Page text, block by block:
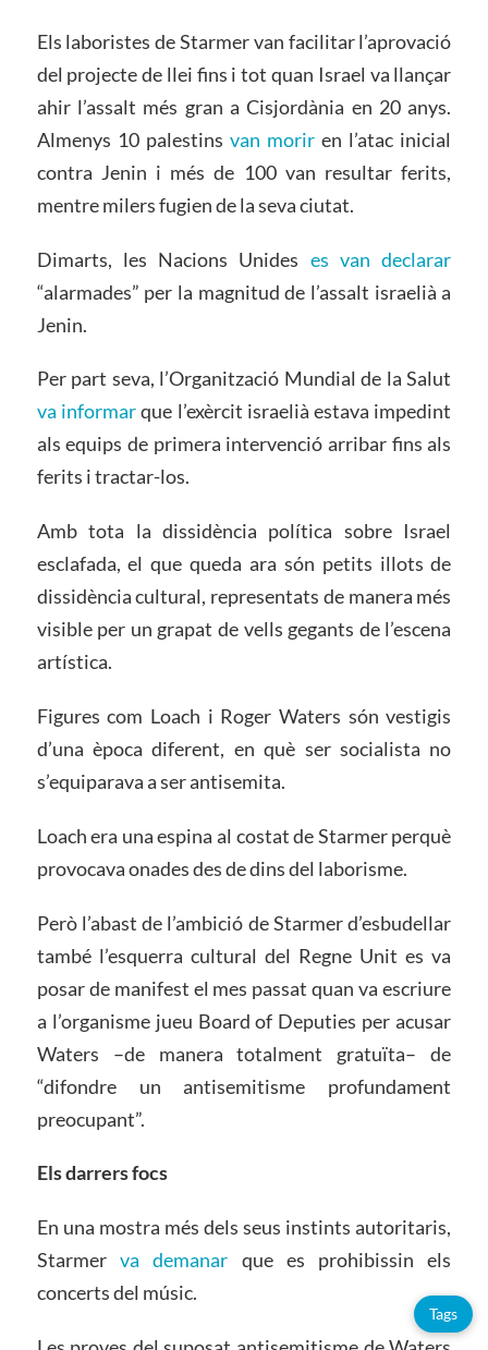
Els laboristes de Starmer van facilitar l’aprovació
del projecte de llei fins i tot quan Israel va llançar
ahir l’assalt més gran a Cisjordània en 20 anys.
Almenys 10 palestins van morir en l’atac inicial
contra Jenin i més de 100 van resultar ferits,
mentre milers fugien de la seva ciutat.
Dimarts, les Nacions Unides es van declarar
“alarmades” per la magnitud de l’assalt israelià a
Jenin.
Per part seva, l’Organització Mundial de la Salut
va informarque l’exèrcit israelià estava impedint
als equips de primera intervenció arribar fins als
ferits i tractar-los.
Amb tota la dissidència política sobre Israel
esclafada, el que queda ara són petits illots de
dissidència cultural, representats de manera més
visible per un grapat de vells gegants de l’escena
artística.
Figures com Loach i Roger Waters són vestigis
d’una època diferent, en què ser socialista no
s’equiparava a ser antisemita.
Loach era una espina al costat de Starmer perquè
provocava onades des de dins del laborisme.
Però l’abast de l’ambició de Starmer d’esbudellar
també l’esquerra cultural del Regne Unit es va
posar de manifest el mes passat quan va escriure
a l’organisme jueu Board of Deputies per acusar
Waters –de manera totalment gratuïta– de
“difondre un antisemitisme profundament
preocupant”.
Els darrers focs
En una mostra més dels seus instints autoritaris,
Starmer va demanar que es prohibissin els
concerts del músic.
Tags